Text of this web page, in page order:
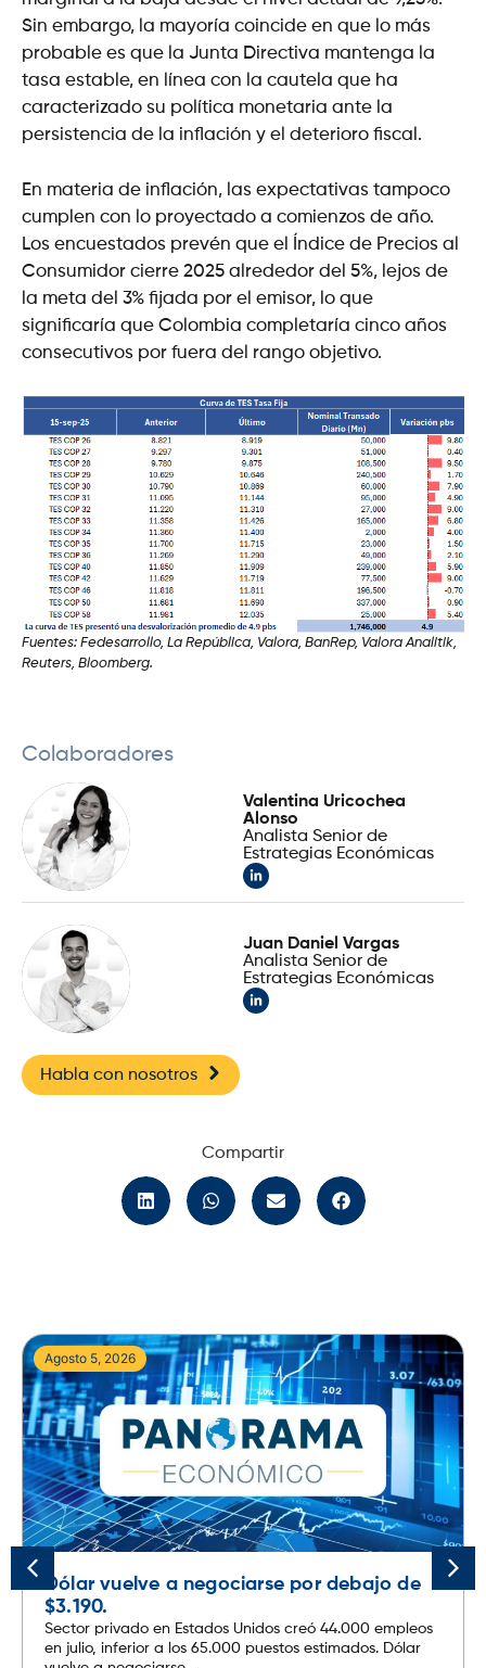
Sin embargo, la mayoría coincide en que lo más
probable es que la Junta Directiva mantenga la
tasa estable, en línea con la cautela que ha
caracterizado su política monetaria ante la
persistencia de la inflación y el deterioro fiscal.
En materia de inflación, las expectativas tampoco
cumplen con lo proyectado a comienzos de año.
Los encuestados prevén que el Índice de Precios al
Consumidor cierre 2025 alrededor del 5%, lejos de
la meta del 3% fijada por el emisor, lo que
significaría que Colombia completaría cinco años
consecutivos por fuera del rango objetivo.
Fuentes: Fedesarrollo, La República, Valora, BanRep, Valora Analitik,
Reuters, Bloomberg.
Colaboradores
Valentina Uricochea
Alonso
Analista Senior de
Estrategias Económicas
Juan Daniel Vargas
Analista Senior de
Estrategias Económicas
Habla con nosotros
Compartir
Agosto 5, 2026
Dólar vuelve a negociarse por debajo de
$3.190.
Sector privado en Estados Unidos creó 44.000 empleos
en julio, inferior a los 65.000 puestos estimados. Dólar